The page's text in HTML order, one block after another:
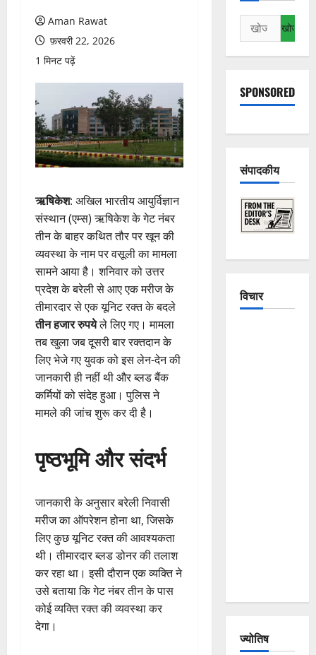
Aman Rawat
फ़रवरी 22, 2026
1 मिनट पढ़ें
ऋषिकेश: अखिल भारतीय आयुर्विज्ञान
संस्थान (एम्स) ऋषिकेश के गेट नंबर
तीन के बाहर कथित तौर पर खून की
व्यवस्था के नाम पर वसूली का मामला
सामने आया है। शनिवार को उत्तर
प्रदेश के बरेली से आए एक मरीज के
तीमारदार से एक यूनिट रक्त के बदले
तीन हजार रुपयेले लिए गए। मामला
तब खुला जब दूसरी बार रक्तदान के
लिए भेजे गए युवक को इस लेन-देन की
जानकारी ही नहीं थी और ब्लड बैंक
कर्मियों को संदेह हुआ। पुलिस ने
मामले की जांच शुरू कर दी है।
पृष्ठभूमि और संदर्भ
जानकारी के अनुसार बरेली निवासी
मरीज का ऑपरेशन होना था, जिसके
लिए कुछ यूनिट रक्त की आवश्यकता
थी। तीमारदार ब्लड डोनर की तलाश
कर रहा था। इसी दौरान एक व्यक्ति ने
उसे बताया कि गेट नंबर तीन के पास
कोई व्यक्ति रक्त की व्यवस्था कर
देगा।
निम्न
को
खोजें:
SPONSORED
संपादकीय
विचार
ज्योतिष